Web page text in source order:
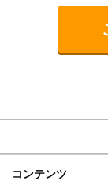
コンテンツ